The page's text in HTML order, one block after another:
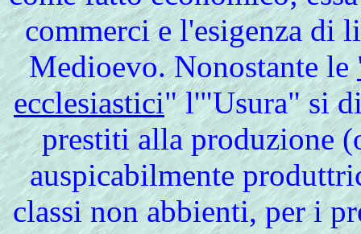
commerci e l'esigenza di
Medioevo. Nonostante le
ecclesiastici" l'"Usura" si
prestiti alla produzione
auspicabilmente
classi non abbienti, per i